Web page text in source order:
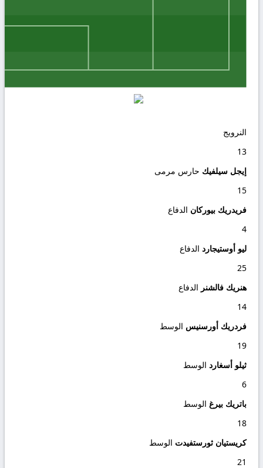
النرويج
13
إيجل سيلفيك حارس مرمى
15
فريدريك بيوركان الدفاع
4
ليو أوستيجارد الدفاع
25
هنريك فالشنر الدفاع
14
فردريك أورسنيس الوسط
19
ثيلو أسغارد الوسط
6
باتريك بيرغ الوسط
18
كريستيان ثورستفيدت الوسط
21